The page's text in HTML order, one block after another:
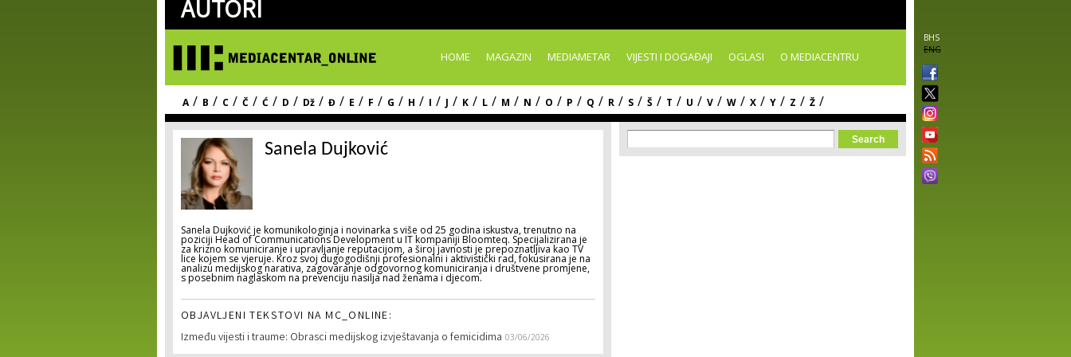
content
AUTORI
BHS
ENG
HOME MAGAZIN MEDIAMETAR VIJESTI I DOGAĐAJI OGLASI O MEDIACENTRU
A / B / C / Č / Ć / D / Dž / Đ / E / F / G / H / I / J / K / L / M / N / O / P / Q / R / S / Š / T / U / V / W / X / Y / Z / Ž /
Sanela Dujković
Sanela Dujković je komunikologinja i novinarka s više od 25 godina iskustva, trenutno na
poziciji Head of Communications Development u IT kompaniji Bloomteq. Specijalizirana je
za krizno komuniciranje i upravljanje reputacijom, a široj javnosti je prepoznatljiva kao TV
lice kojem se vjeruje. Kroz svoj dugogodišnji profesionalni i aktivistički rad, fokusirana je na
analizu medijskog narativa, zagovaranje odgovornog komuniciranja i društvene promjene,
s posebnim naglaskom na prevenciju nasilja nad ženama i djecom.
OBJAVLJENI TEKSTOVI NA MC_ONLINE:
Između vijesti i traume: Obrasci medijskog izvještavanja o femicidima 03/06/2026
Search form
Search